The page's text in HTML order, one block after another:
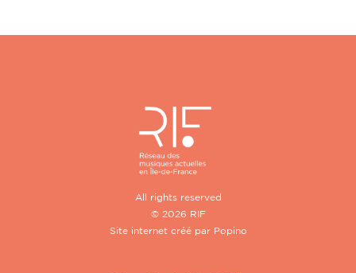
All rights reserved
© 2026 RIF
Site internet créé par Popino